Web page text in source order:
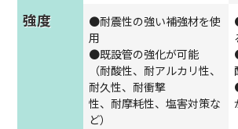
強度
●耐震性の強い補強材を使
用
●既設管の強化が可能
（耐酸性、耐アルカリ性、
耐久性、耐衝撃
性、耐摩耗性、塩害対策な
ど）